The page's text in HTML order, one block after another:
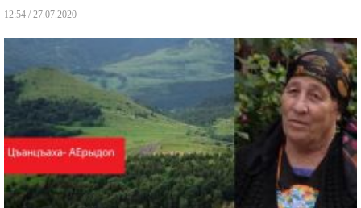
12:54 / 27.07.2020